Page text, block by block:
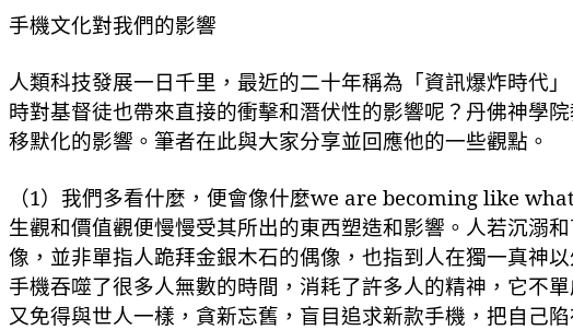
手機文化對我們的影響
人類科技發展一日千里，最近的二十年稱為「資訊爆炸時代
時對基督徒也帶來直接的衝擊和潛伏性的影響呢？丹佛神學
移默化的影響。筆者在此與大家分享並回應他的一些觀點。
（1）我們多看什麼，便會像什麼we are becoming like
生觀和價值觀便慢慢受其所出的東西塑造和影響 。人若沉溺
像 ，並非單指人跪拜金銀木石的偶像，也指到人在獨一真神
手機吞噬了很多人無數的時間，消耗了許多人的精神，它不
又免得與世人一樣，貪新忘舊，盲目追求新款手機，把自己